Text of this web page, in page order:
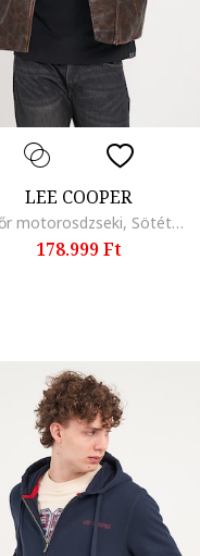
LEE COOPER
Műbőr motorosdzseki, Sötétbarna/Barna
178.999 Ft